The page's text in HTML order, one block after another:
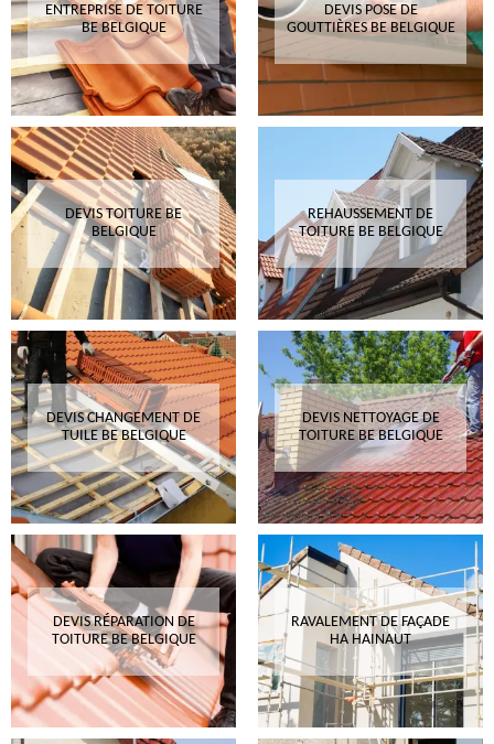
ENTREPRISE DE TOITURE
BE BELGIQUE
DEVIS POSE DE
GOUTTIÈRES BE BELGIQUE
DEVIS TOITURE BE
BELGIQUE
REHAUSSEMENT DE
TOITURE BE BELGIQUE
DEVIS CHANGEMENT DE
TUILE BE BELGIQUE
DEVIS NETTOYAGE DE
TOITURE BE BELGIQUE
DEVIS RÉPARATION DE
TOITURE BE BELGIQUE
RAVALEMENT DE FAÇADE
HA HAINAUT